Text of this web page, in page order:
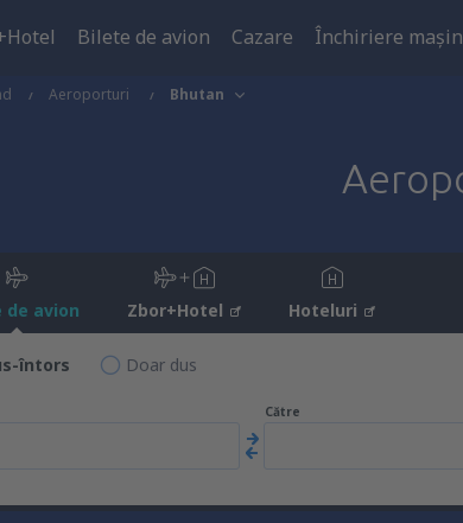
Bilete de avion Cazare Închiriere
Aeroporturi Bhutan
de avion Zbor+Hotel Hoteluri
întors Doar dus
Către